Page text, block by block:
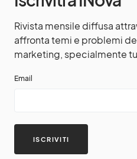
Rivista mensile diffusa
affronta temi e problemi
marketing, specialmente
Email